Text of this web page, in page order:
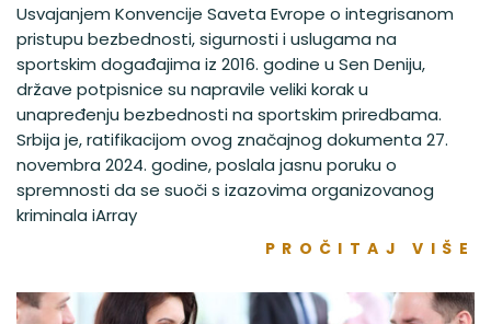
Usvajanjem Konvencije Saveta Evrope o integrisanom
pristupu bezbednosti, sigurnosti i uslugama na
sportskim događajima iz 2016. godine u Sen Deniju,
države potpisnice su napravile veliki korak u
unapređenju bezbednosti na sportskim priredbama.
Srbija je, ratifikacijom ovog značajnog dokumenta 27.
novembra 2024. godine, poslala jasnu poruku o
spremnosti da se suoči s izazovima organizovanog
kriminala iArray
PROČITAJ VIŠE